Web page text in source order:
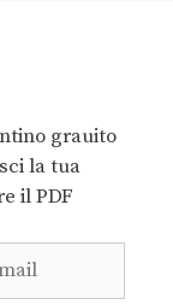
grauito
la tua
il PDF